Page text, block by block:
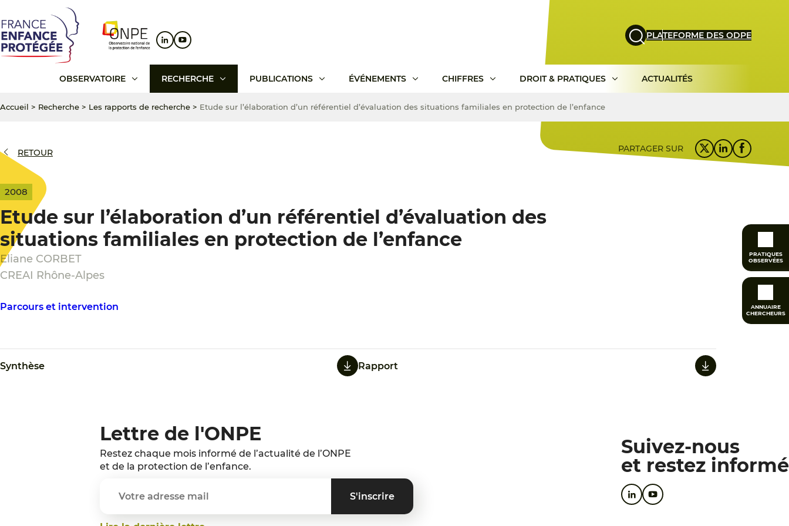
au
contenu
principal
au
menu
principal
au
pied
de
page
PLATEFORME DES ODPE
OBSERVATOIRE RECHERCHE PUBLICATIONS ÉVÉNEMENTS CHIFFRES DROIT & PRATIQUES ACTUALITÉS
PRATIQUES
OBSERVÉES
ANNUAIRE
CHERCHEURS
Accueil > Recherche > Les rapports de recherche > Etude sur l’élaboration d’un référentiel d’évaluation des situations familiales en protection de l’enfance
RETOUR PARTAGER SUR
2008
Etude sur l’élaboration d’un référentiel d’évaluation des
situations familiales en protection de l’enfance
Eliane CORBET
CREAI Rhône-Alpes
Parcours et intervention
Synthèse Rapport
Lettre de l'ONPE
Restez chaque mois informé de l’actualité de l’ONPE
et de la protection de l’enfance.
Suivez-nous
et restez informé